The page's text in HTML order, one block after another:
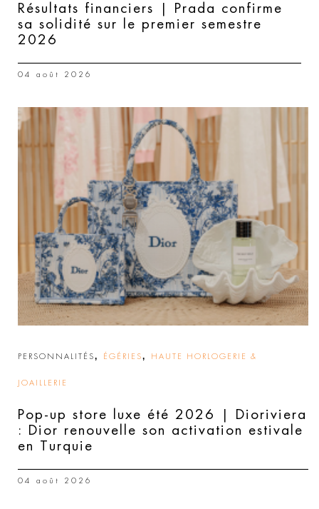
Résultats financiers | Prada confirme
sa solidité sur le premier semestre
2026
04 août 2026
PERSONNALITÉS, ÉGÉRIES, HAUTE HORLOGERIE &
JOAILLERIE
Pop-up store luxe été 2026 | Dioriviera
: Dior renouvelle son activation estivale
en Turquie
04 août 2026